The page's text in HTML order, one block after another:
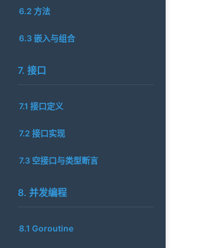
6.2 方法
6.3 嵌入与组合
7. 接口
7.1 接口定义
7.2 接口实现
7.3 空接口与类型断言
8. 并发编程
8.1 Goroutine